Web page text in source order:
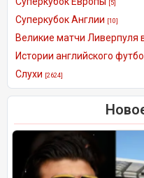
[5]
Суперкубок Англии [10]
Великие матчи Ливерпуля
Истории английского
Слухи [2624]